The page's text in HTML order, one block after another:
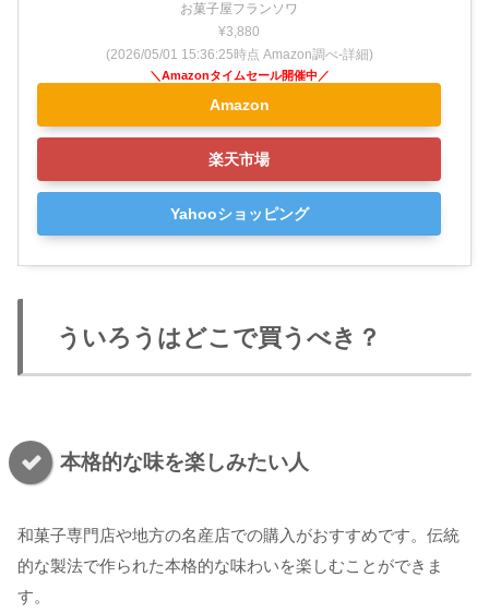
お菓子屋フランソワ
¥3,880
(2026/05/01 15:36:25時点 Amazon調べ-詳細)
Amazon
楽天市場
Yahooショッピング
ういろうはどこで買うべき？
本格的な味を楽しみたい人
和菓子専門店や地方の名産店での購入がおすすめです。伝統
的な製法で作られた本格的な味わいを楽しむことができま
す。